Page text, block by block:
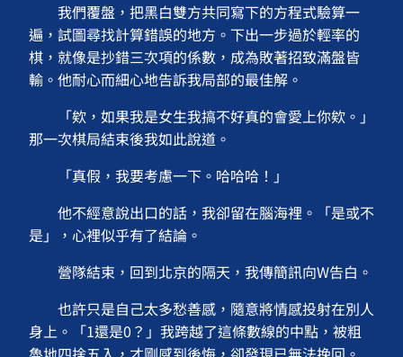
我們覆盤，把黑白雙方共同寫下的方程式驗算一
遍，試圖尋找計算錯誤的地方。下出一步過於輕率的
棋，就像是抄錯三次項的係數，成為敗著招致滿盤皆
輸。他耐心而細心地告訴我局部的最佳解。
「欸，如果我是女生我搞不好真的會愛上你欸。」
那一次棋局結束後我如此說道。
「真假，我要考慮一下。哈哈哈！」
他不經意說出口的話，我卻留在腦海裡。「是或不
是」，心裡似乎有了結論。
營隊結束，回到北京的隔天，我傳簡訊向W告白。
也許只是自己太多愁善感，隨意將情感投射在別人
身上。「1還是0？」我跨越了這條數線的中點，被粗